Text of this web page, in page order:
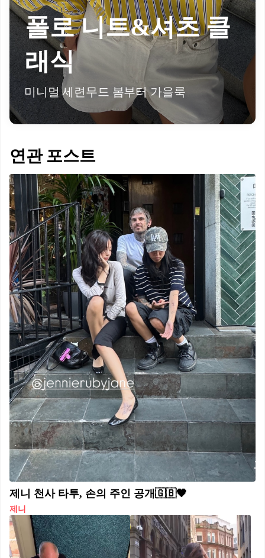
폴로 니트&셔츠 클
래식
미니멀 세련무드 봄부터 가을룩
연관 포스트
제니 천사 타투, 손의 주인 공개🇬🇧🖤
제니